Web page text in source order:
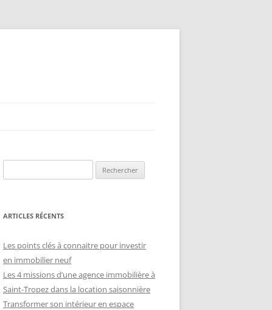
ARTICLES RÉCENTS
Les points clés à connaitre pour investir
en immobilier neuf
Les 4 missions d’une agence immobilière à
Saint-Tropez dans la location saisonnière
Transformer son intérieur en espace